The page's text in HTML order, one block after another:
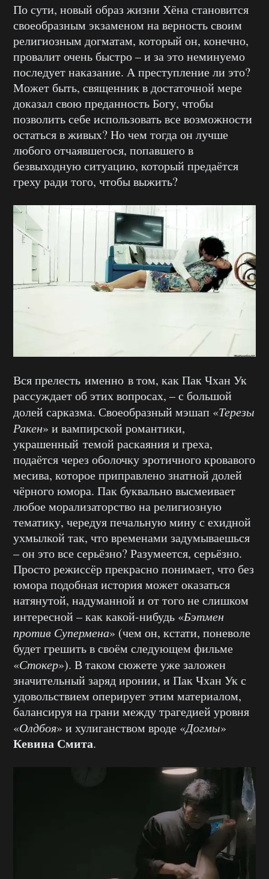
По сути, новый образ жизни Хёна становится
своеобразным экзаменом на верность своим
религиозным догматам, который он, конечно,
провалит очень быстро – и за это неминуемо
последует наказание. А преступление ли это?
Может быть, священник в достаточной мере
доказал свою преданность Богу, чтобы
позволить себе использовать все возможности
остаться в живых? Но чем тогда он лучше
любого отчаявшегося, попавшего в
безвыходную ситуацию, который предаётся
греху ради того, чтобы выжить?
Вся прелесть именно в том, как Пак Чхан Ук
рассуждает об этих вопросах, – с большой
долей сарказма. Своеобразный мэшап «Терезы
Ракен» и вампирской романтики,
украшенный темой раскаяния и греха,
подаётся через оболочку эротичного кровавого
месива, которое приправлено знатной долей
чёрного юмора. Пак буквально высмеивает
любое морализаторство на религиозную
тематику, чередуя печальную мину с ехидной
ухмылкой так, что временами задумываешься
– он это все серьёзно? Разумеется, серьёзно.
Просто режиссёр прекрасно понимает, что без
юмора подобная история может оказаться
натянутой, надуманной и от того не слишком
интересной – как какой-нибудь «Бэтмен
против Супермена» (чем он, кстати, поневоле
будет грешить в своём следующем фильме
«Стокер»). В таком сюжете уже заложен
значительный заряд иронии, и Пак Чхан Ук с
удовольствием оперирует этим материалом,
балансируя на грани между трагедией уровня
«Олдбоя» и хулиганством вроде «Догмы»
Кевина Смита.